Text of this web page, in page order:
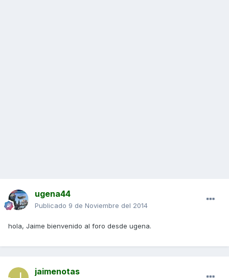
ugena44
Publicado 9 de Noviembre del 2014
hola, Jaime bienvenido al foro desde ugena.
jaimenotas